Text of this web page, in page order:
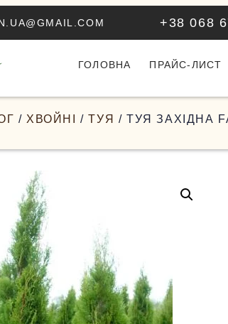
+38 068
ГОЛОВНА ПРАЙС-ЛИСТ
/ ХВОЙНІ /ТУЯ / ТУЯ ЗАХІДНА